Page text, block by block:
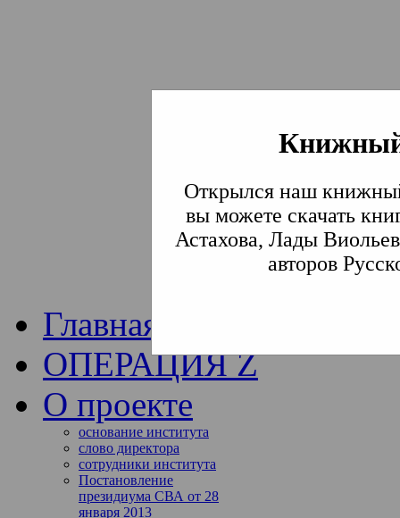
Открылся наш
вы можете скачать
Астахова, Лады
авторов
Институт
Традиции СВА
Главная
ОПЕРАЦИЯ Z
О проекте
основание института
слово директора
сотрудники института
Постановление
президиума СВА от 28
января 2013